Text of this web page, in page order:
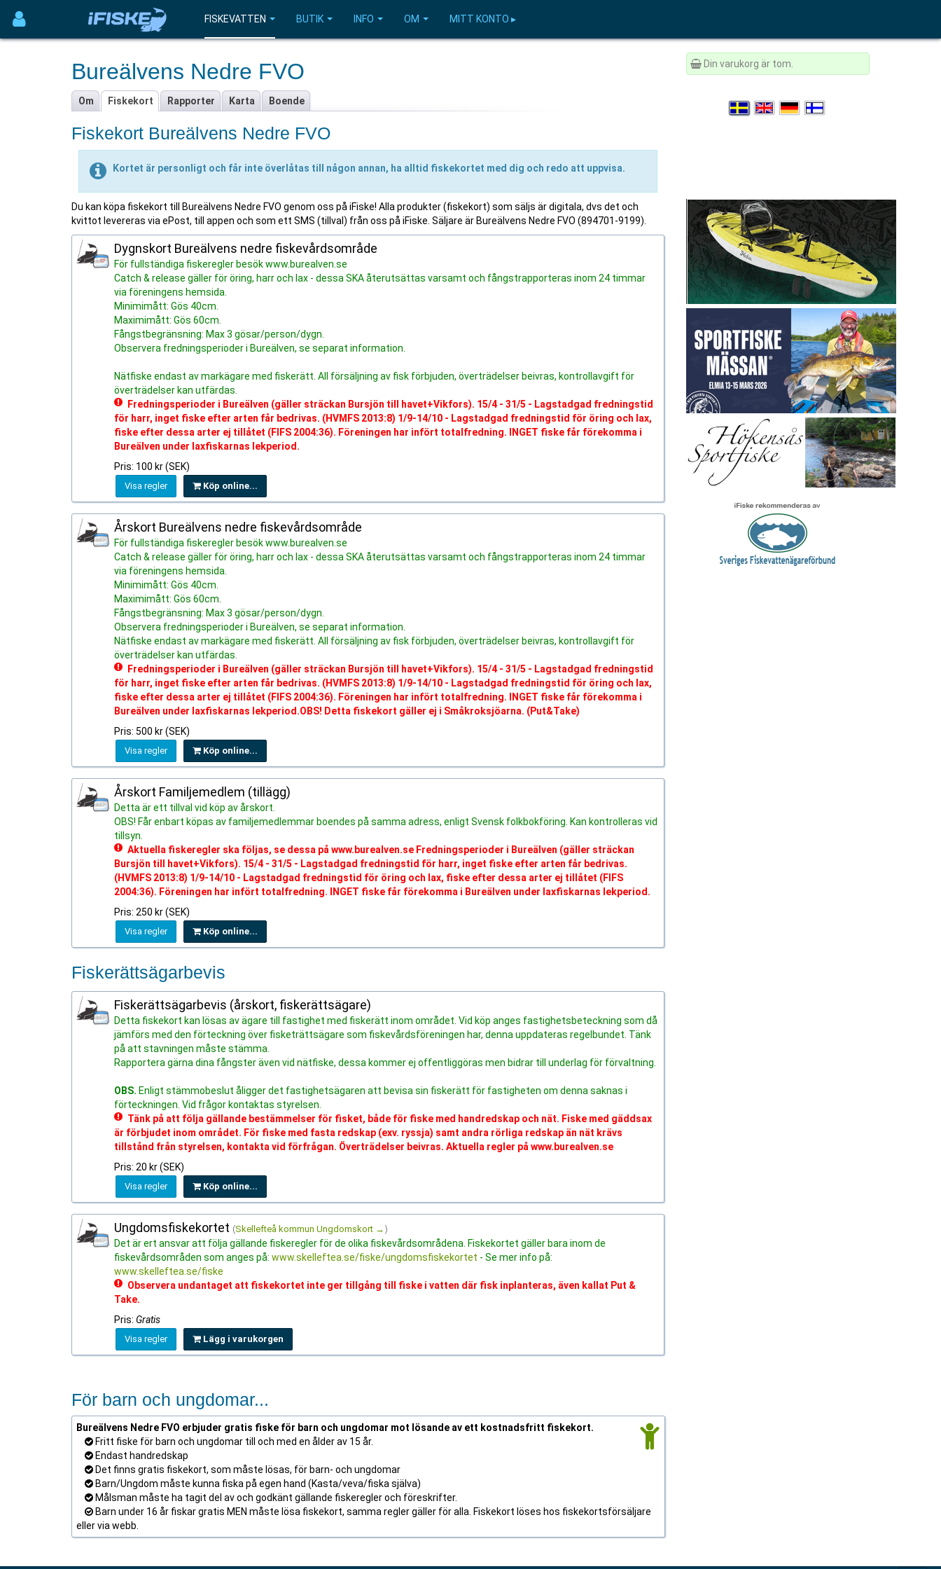
FISKEVATTEN BUTIK INFO OM MITT KONTO ▸
Bureälvens Nedre FVO
Om Fiskekort Rapporter Karta Boende
Fiskekort Bureälvens Nedre FVO
Kortet är personligt och får inte överlåtas till någon annan, ha alltid fiskekortet med dig och redo att uppvisa.
Du kan köpa fiskekort till Bureälvens Nedre FVO genom oss på iFiske! Alla produkter (fiskekort) som säljs är digitala, dvs det och
kvittot levereras via ePost, till appen och som ett SMS (tillval) från oss på iFiske. Säljare är Bureälvens Nedre FVO (894701-9199).
Dygnskort Bureälvens nedre fiskevårdsområde
För fullständiga fiskeregler besök www.burealven.se
Catch & release gäller för öring, harr och lax - dessa SKA återutsättas varsamt och fångstrapporteras inom 24 timmar
via föreningens hemsida.
Minimimått: Gös 40cm.
Maximimått: Gös 60cm.
Fångstbegränsning: Max 3 gösar/person/dygn.
Observera fredningsperioder i Bureälven, se separat information.
Nätfiske endast av markägare med fiskerätt. All försäljning av fisk förbjuden, överträdelser beivras, kontrollavgift för
överträdelser kan utfärdas.
Fredningsperioder i Bureälven (gäller sträckan Bursjön till havet+Vikfors). 15/4 - 31/5 - Lagstadgad fredningstid
för harr, inget fiske efter arten får bedrivas. (HVMFS 2013:8) 1/9-14/10 - Lagstadgad fredningstid för öring och lax,
fiske efter dessa arter ej tillåtet (FIFS 2004:36). Föreningen har infört totalfredning. INGET fiske får förekomma i
Bureälven under laxfiskarnas lekperiod.
Pris: 100 kr (SEK)
Visa regler Köp online...
Årskort Bureälvens nedre fiskevårdsområde
För fullständiga fiskeregler besök www.burealven.se
Catch & release gäller för öring, harr och lax - dessa SKA återutsättas varsamt och fångstrapporteras inom 24 timmar
via föreningens hemsida.
Minimimått: Gös 40cm.
Maximimått: Gös 60cm.
Fångstbegränsning: Max 3 gösar/person/dygn.
Observera fredningsperioder i Bureälven, se separat information.
Nätfiske endast av markägare med fiskerätt. All försäljning av fisk förbjuden, överträdelser beivras, kontrollavgift för
överträdelser kan utfärdas.
Fredningsperioder i Bureälven (gäller sträckan Bursjön till havet+Vikfors). 15/4 - 31/5 - Lagstadgad fredningstid
för harr, inget fiske efter arten får bedrivas. (HVMFS 2013:8) 1/9-14/10 - Lagstadgad fredningstid för öring och lax,
fiske efter dessa arter ej tillåtet (FIFS 2004:36). Föreningen har infört totalfredning. INGET fiske får förekomma i
Bureälven under laxfiskarnas lekperiod.OBS! Detta fiskekort gäller ej i Småkroksjöarna. (Put&Take)
Pris: 500 kr (SEK)
Visa regler Köp online...
Årskort Familjemedlem (tillägg)
Detta är ett tillval vid köp av årskort.
OBS! Får enbart köpas av familjemedlemmar boendes på samma adress, enligt Svensk folkbokföring. Kan kontrolleras vid
tillsyn.
Aktuella fiskeregler ska följas, se dessa på www.burealven.se Fredningsperioder i Bureälven (gäller sträckan
Bursjön till havet+Vikfors). 15/4 - 31/5 - Lagstadgad fredningstid för harr, inget fiske efter arten får bedrivas.
(HVMFS 2013:8) 1/9-14/10 - Lagstadgad fredningstid för öring och lax, fiske efter dessa arter ej tillåtet (FIFS
2004:36). Föreningen har infört totalfredning. INGET fiske får förekomma i Bureälven under laxfiskarnas lekperiod.
Pris: 250 kr (SEK)
Visa regler Köp online...
Fiskerättsägarbevis
Fiskerättsägarbevis (årskort, fiskerättsägare)
Detta fiskekort kan lösas av ägare till fastighet med fiskerätt inom området. Vid köp anges fastighetsbeteckning som då
jämförs med den förteckning över fisketrättsägare som fiskevårdsföreningen har, denna uppdateras regelbundet. Tänk
på att stavningen måste stämma.
Rapportera gärna dina fångster även vid nätfiske, dessa kommer ej offentliggöras men bidrar till underlag för förvaltning.
OBS. Enligt stämmobeslut åligger det fastighetsägaren att bevisa sin fiskerätt för fastigheten om denna saknas i
förteckningen. Vid frågor kontaktas styrelsen.
Tänk på att följa gällande bestämmelser för fisket, både för fiske med handredskap och nät. Fiske med gäddsax
är förbjudet inom området. För fiske med fasta redskap (exv. ryssja) samt andra rörliga redskap än nät krävs
tillstånd från styrelsen, kontakta vid förfrågan. Överträdelser beivras. Aktuella regler på www.burealven.se
Pris: 20 kr (SEK)
Visa regler Köp online...
Ungdomsfiskekortet (Skellefteå kommun Ungdomskort → )
Det är ert ansvar att följa gällande fiskeregler för de olika fiskevårdsområdena. Fiskekortet gäller bara inom de
fiskevårdsområden som anges på: www.skelleftea.se/fiske/ungdomsfiskekortet - Se mer info på:
www.skelleftea.se/fiske
Observera undantaget att fiskekortet inte ger tillgång till fiske i vatten där fisk inplanteras, även kallat Put &
Take.
Pris: Gratis
Visa regler Lägg i varukorgen
För barn och ungdomar...
Bureälvens Nedre FVO erbjuder gratis fiske för barn och ungdomar mot lösande av ett kostnadsfritt fiskekort.
Fritt fiske för barn och ungdomar till och med en ålder av 15 år.
Endast handredskap
Det finns gratis fiskekort, som måste lösas, för barn- och ungdomar
Barn/Ungdom måste kunna fiska på egen hand (Kasta/veva/fiska själva)
Målsman måste ha tagit del av och godkänt gällande fiskeregler och föreskrifter.
Barn under 16 år fiskar gratis MEN måste lösa fiskekort, samma regler gäller för alla. Fiskekort löses hos fiskekortsförsäljare
eller via webb.
Din varukorg är tom.